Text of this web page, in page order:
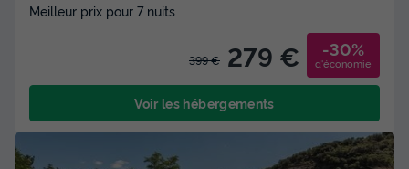
Meilleur prix pour 7 nuits
399 € 279 € -30%
d'économie
Voir les hébergements